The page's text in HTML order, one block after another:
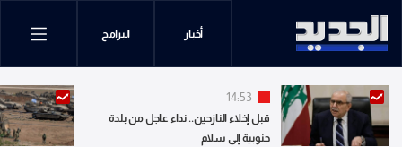
أخبار البرامج
14:53
قبل إخلاء النازحين.. نداء عاجل من بلدة
جنوبية إلى سلام